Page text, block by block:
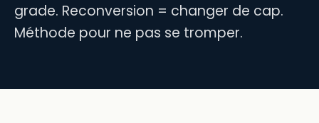
grade. Reconversion = changer de cap.
Méthode pour ne pas se tromper.